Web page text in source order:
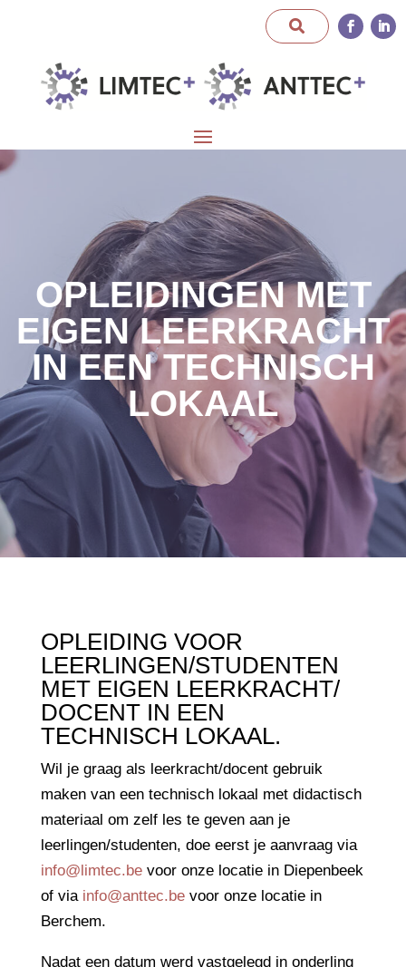
OPLEIDINGEN MET
EIGEN LEERKRACHT
IN EEN TECHNISCH
LOKAAL
OPLEIDING VOOR
LEERLINGEN/STUDENTEN
MET EIGEN LEERKRACHT/
DOCENT IN EEN
TECHNISCH LOKAAL.
Wil je graag als leerkracht/docent gebruik
maken van een technisch lokaal met didactisch
materiaal om zelf les te geven aan je
leerlingen/studenten, doe eerst je aanvraag via
info@limtec.bevoor onze locatie in Diepenbeek
of via info@anttec.bevoor onze locatie in
Berchem.
Nadat een datum werd vastgelegd in onderling